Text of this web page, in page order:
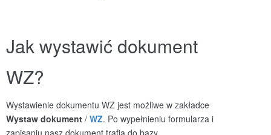
Jak wystawić dokument
WZ?
Wystawienie dokumentu WZ jest możliwe w zakładce
Wystaw dokument / WZ. Po wypełnieniu formularza i
zapisaniu nasz dokument trafia do bazy.